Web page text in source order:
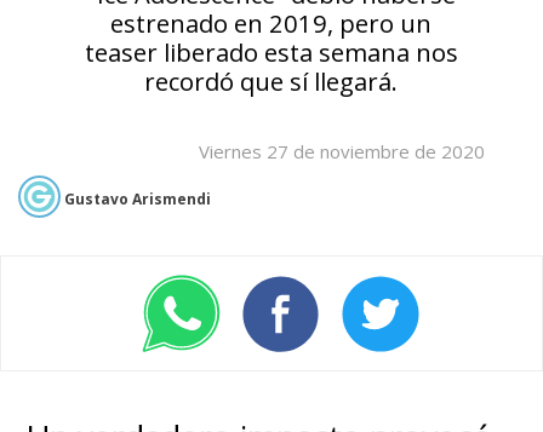
estrenado en 2019, pero un
teaser liberado esta semana nos
recordó que sí llegará.
Viernes 27 de noviembre de 2020
Gustavo Arismendi